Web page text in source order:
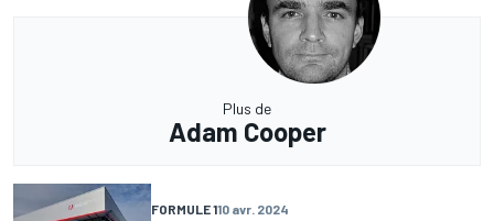
Plus de
Adam Cooper
FORMULE 110 avr. 2024